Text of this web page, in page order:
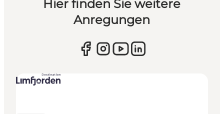
Hier finden Sie weitere
Anregungen